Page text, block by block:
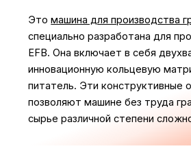
Этомашина для производства
специально разработана для
EFB. Она включает в себя
инновационную кольцевую
питатель. Эти конструктивные
позволяют машине без труда
сырье различной степени